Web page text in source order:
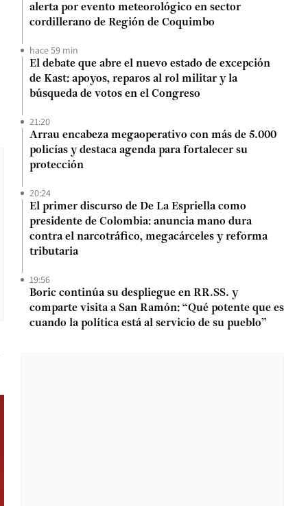
alerta por evento meteorológico en sector
cordillerano de Región de Coquimbo
hace 59 min
El debate que abre el nuevo estado de excepción
de Kast: apoyos, reparos al rol militar y la
búsqueda de votos en el Congreso
21:20
Arrau encabeza megaoperativo con más de 5.000
policías y destaca agenda para fortalecer su
protección
20:24
El primer discurso de De La Espriella como
presidente de Colombia: anuncia mano dura
contra el narcotráfico, megacárceles y reforma
tributaria
19:56
Boric continúa su despliegue en RR.SS. y
comparte visita a San Ramón: “Qué potente que es
cuando la política está al servicio de su pueblo”